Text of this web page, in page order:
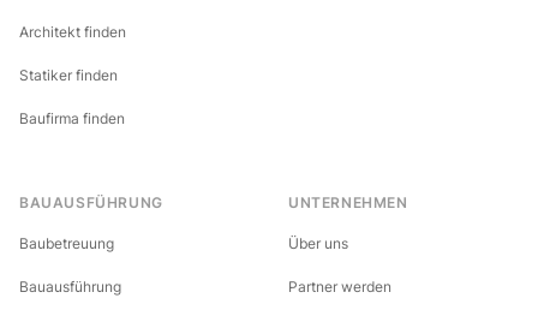
Architekt finden
Statiker finden
Baufirma finden
BAUAUSFÜHRUNG
Baubetreuung
Bauausführung
UNTERNEHMEN
Über uns
Partner werden